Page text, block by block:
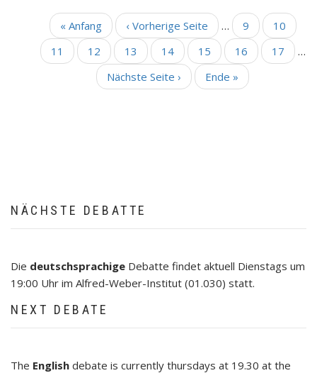
SEITENNUMMERIERUNG
Erste
Seite
« Anfang
Vorherige
Seite
‹ Vorherige Seite … Seite
9 Seite
10
Seite
11 Seite
12
Aktuelle
Seite
13 Seite
14 Seite
15 Seite
16 Seite
17
…
Nächste
Seite
Nächste Seite ›
Letzte
Seite
Ende »
NÄCHSTE DEBATTE
Die deutschsprachige Debatte findet aktuell Dienstags um
19:00 Uhr im Alfred-Weber-Institut (01.030) statt.
NEXT DEBATE
The English debate is currently thursdays at 19.30 at the